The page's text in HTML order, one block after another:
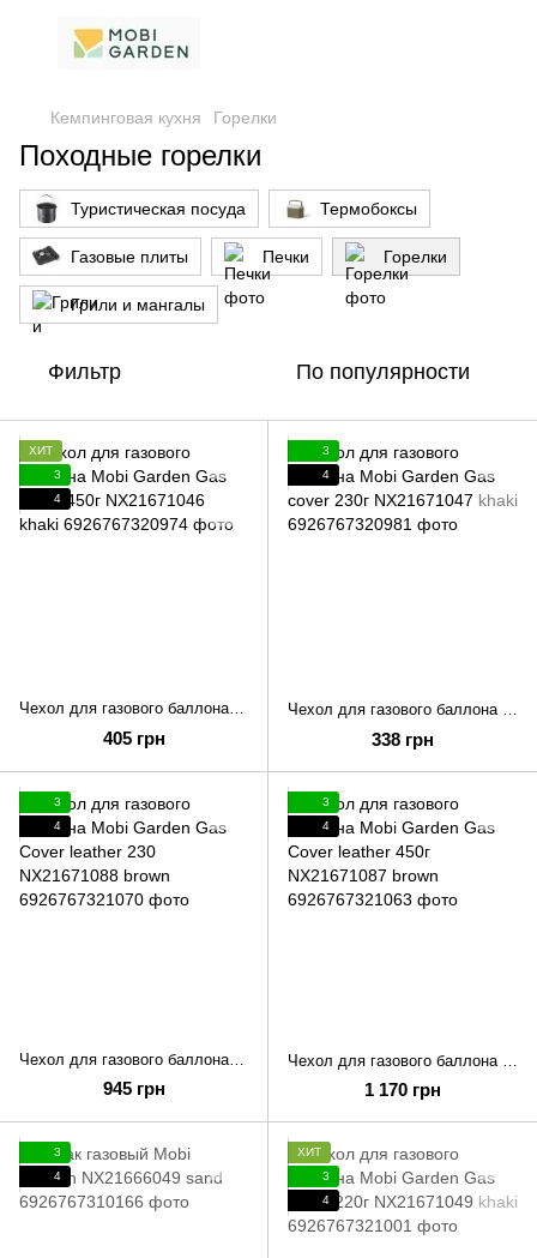
Кемпинговая кухня Горелки
Походные горелки
Туристическая посуда Термобоксы
Газовые плиты Печки Горелки
Грили и мангалы
Фильтр По популярности
ХИТ
3
4
Чехол для газового баллона Mobi Garden Gas соver 450г NX21671046 khaki
405 грн
3
4
Чехол для газового баллона Mobi Garden Gas соver 230г NX21671047 khaki
338 грн
3
4
945 грн
3
4
1 170 грн
3
4
ХИТ
3
4